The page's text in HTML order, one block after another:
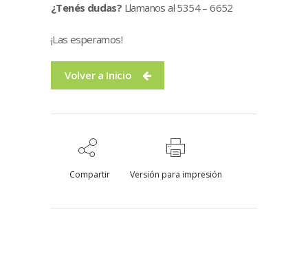
¿Tenés dudas? Llamanos al 5354 – 6652
¡Las esperamos!
Volver a Inicio
Compartir Versión para impresión